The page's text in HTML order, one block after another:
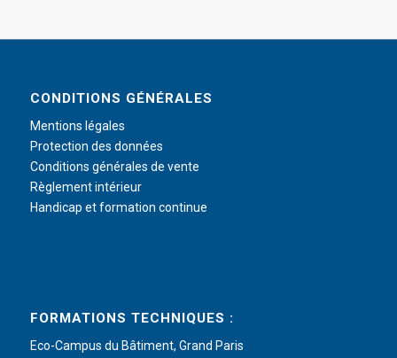
CONDITIONS GÉNÉRALES
Mentions légales
Protection des données
Conditions générales de vente
Règlement intérieur
Handicap et formation continue
FORMATIONS TECHNIQUES :
Eco-Campus du Bâtiment, Grand Paris